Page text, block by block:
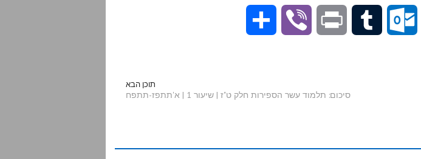
תוכן הבא
סיכום: תלמוד עשר הספירות חלק ט"ז | שיעור 1 | א'תתפז-תתפח